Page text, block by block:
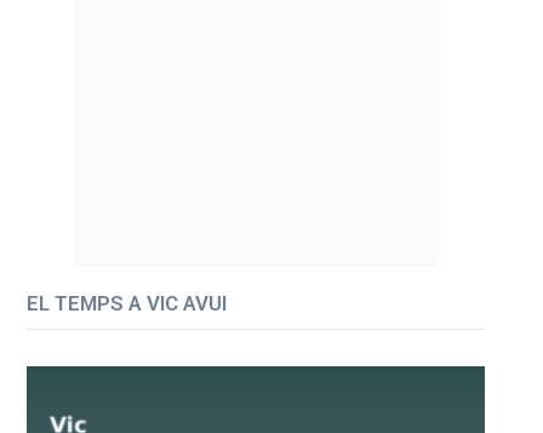
EL TEMPS A VIC AVUI